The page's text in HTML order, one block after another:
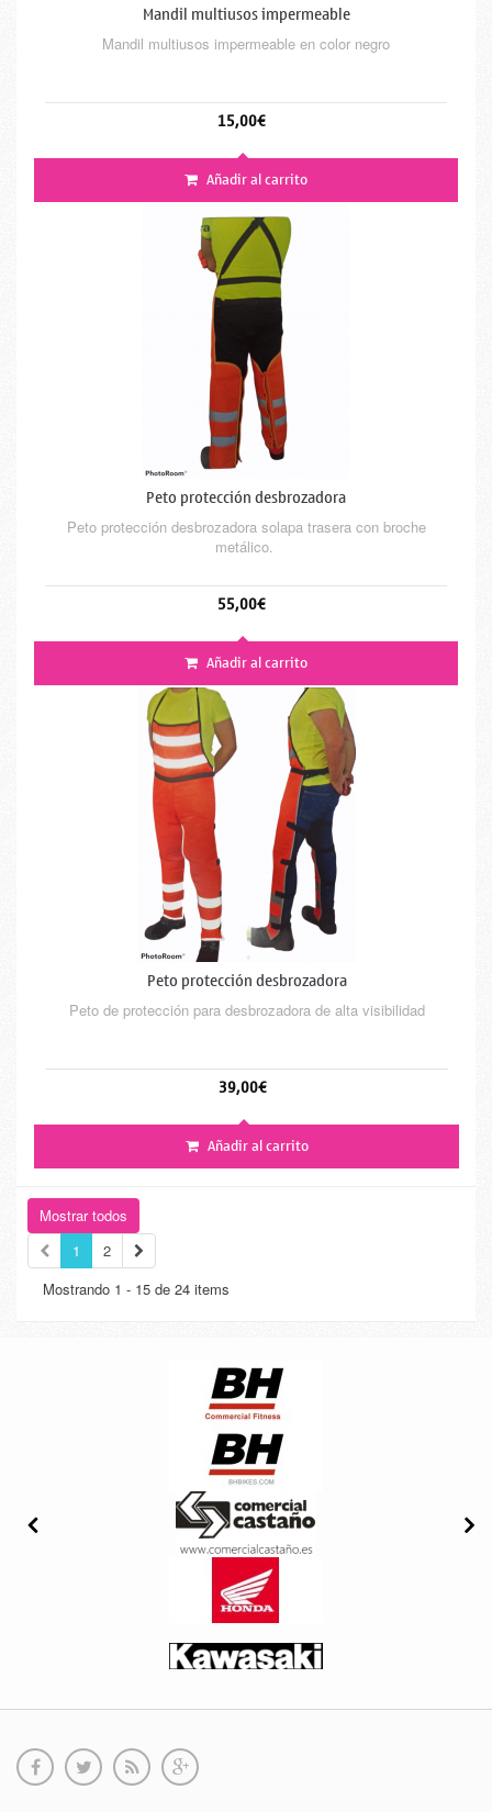
Mandil multiusos impermeable
Mandil multiusos impermeable en color negro
15,00€
Añadir al carrito
Peto protección desbrozadora
Peto protección desbrozadora solapa trasera con broche
metálico.
55,00€
Añadir al carrito
Peto protección desbrozadora
Peto de protección para desbrozadora de alta visibilidad
39,00€
Añadir al carrito
Mostrar todos
1
2
Mostrando 1 - 15 de 24 items